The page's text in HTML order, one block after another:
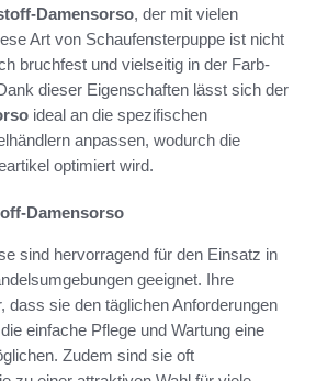
Damensorso, der mit vielen
Art von Schaufensterpuppe ist nicht
bruchfest und vielseitig in der Farb-
dieser Eigenschaften lässt sich der
ideal an die spezifischen
anpassen, wodurch die
optimiert wird.
Damensorso
sind hervorragend für den Einsatz in
geeignet. Ihre
dass sie den täglichen Anforderungen
einfache Pflege und Wartung eine
Zudem sind sie oft